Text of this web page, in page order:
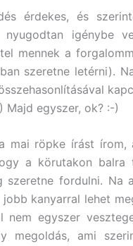
érdekes, és
nyugodtan
mennek a
szeretne letérni).
Majd egyszer, ok? :-)
mai röpke írást írom,
a körutakon
szeretne fordulni. Na
kanyarral lehet
nem egyszer
megoldás, ami